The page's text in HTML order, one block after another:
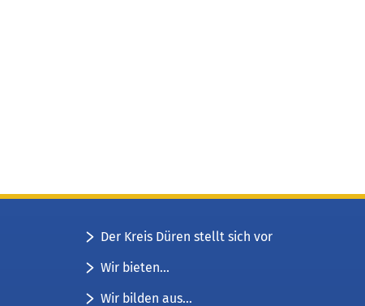
Der Kreis Düren stellt sich vor
Wir bieten...
Wir bilden aus...